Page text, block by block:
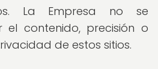
La Empresa no se
el contenido, precisión o
de estos sitios.